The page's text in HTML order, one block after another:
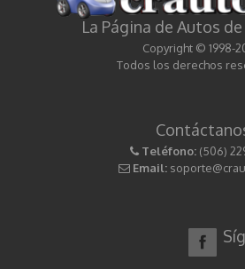
La Página de Autos
Copyright © 1998-
Todos los derechos
Teléfono: (506)
Email: